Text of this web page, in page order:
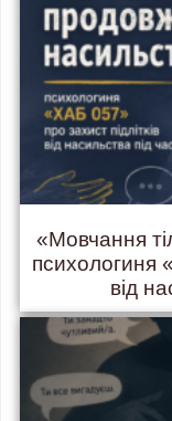
«Мовчання
психологиня
від